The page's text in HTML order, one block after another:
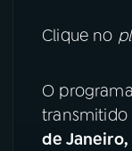
Clique no
O programa
transmitido
de Janeiro,